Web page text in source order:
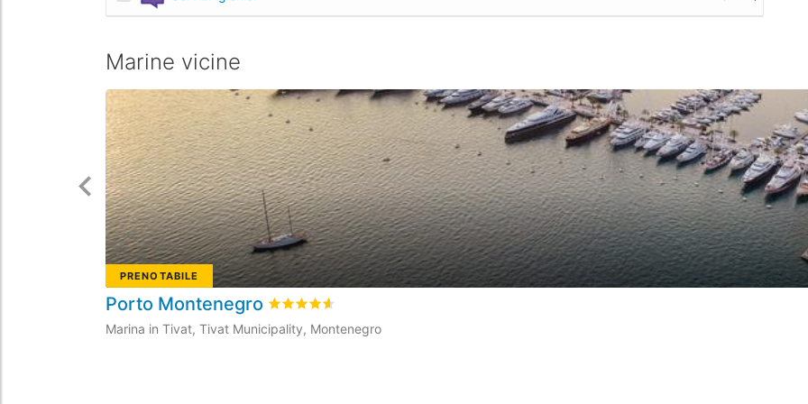
Marine vicine
PRENOTABILE
Porto Montenegro Valutato4.6
Marina in Tivat, Tivat Municipality, Montenegro